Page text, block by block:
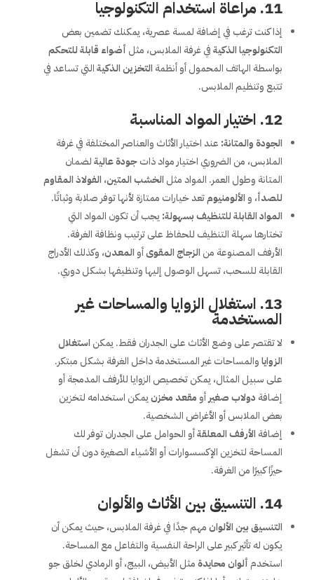
11. مراعاة استخدام التكنولوجيا
إذا كنت ترغب في إضافة لمسة عصرية، يمكنك تضمين بعض
التكنولوجيا الذكيةفي غرفة الملابس، مثل أضواء قابلة للتحكم
بواسطة الهاتف المحمول أو أنظمة التخزين الذكيةالتي تساعد في
تتبع وتنظيم الملابس.
12. اختيار المواد المناسبة
الجودة والمتانة: عند اختيار الأثاث والعناصر المختلفة في غرفة
الملابس، من الضروري اختيار مواد ذاتجودة عاليةلضمان
المتانة وطول العمر. المواد مثل الخشب المتين، الفولاذ المقاوم
للصدأ، و الألومنيومتعد خيارات ممتازة لأنها توفر صلابة وثباتًا.
المواد القابلة للتنظيف بسهولة: يجب أن تكون المواد التي
تختارها سهلة التنظيف للحفاظ على ترتيب ونظافة الغرفة.
الأرفف المصنوعة من الزجاج المقوىأو المعدن، وكذلك الأدراج
القابلة للسحب، تسهل الوصول إليها وتنظيفها بشكل دوري.
13. استغلال الزوايا والمساحات غير
المستخدمة
لا تقتصر على وضع الأثاث على الجدران فقط. يمكن استغلال
الزواياوالمساحات غير المستخدمة داخل الغرفة بشكل مبتكر.
على سبيل المثال، يمكن تخصيص الزوايا للأرفف المدمجة أو
إضافة دولاب صغيرأو مقعد مخزنيمكن استخدامه لتخزين
بعض الملابس أو الأغراض الشخصية.
إضافة الأرفف المعلقةأو الحوامل على الجدران توفر لك
المساحة لتخزين الإكسسوارات أو الأشياء الصغيرة دون أن تشغل
حيزًا كبيرًا من الغرفة.
14. التنسيق بين الأثاث والألوان
التنسيق بين الألوانمهم جدًا في غرفة الملابس، حيث يمكن أن
يكون له تأثير كبير على الراحة النفسية والتفاعل مع المساحة.
استخدم ألوان محايدةمثل الأبيض، البيج، أو الرمادي لخلق جو